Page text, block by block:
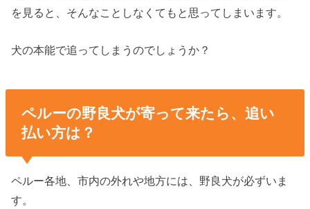
を見ると、そんなことしなくてもと思ってしまいます。
犬の本能で追ってしまうのでしょうか？
ペルーの野良犬が寄って来たら、追い
払い方は？
ペルー各地、市内の外れや地方には、野良犬が必ずいま
す。